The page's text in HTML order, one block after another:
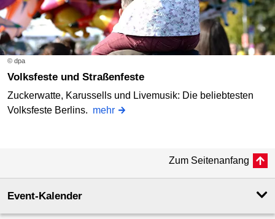
© dpa
Volksfeste und Straßenfeste
Zuckerwatte, Karussells und Livemusik: Die beliebtesten
Volksfeste Berlins. mehr
Zum Seitenanfang
Event-Kalender